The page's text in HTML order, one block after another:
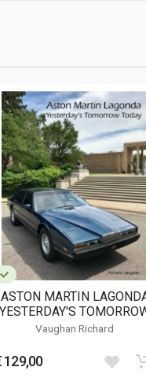
ASTON MARTIN
YESTERDAY'S
TODAY
Vaughan Richard
129,00